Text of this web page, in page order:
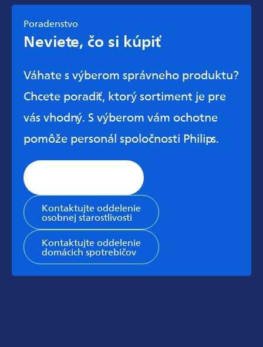
Poradenstvo
Neviete, čo si kúpiť
Váhate s výberom správneho produktu?
Chcete poradiť, ktorý sortiment je pre
vás vhodný. S výberom vám ochotne
pomôže personál spoločnosti Philips.
Kontaktujte oddelenie
osobnej starostlivosti
Kontaktujte oddelenie
domácich spotrebičov